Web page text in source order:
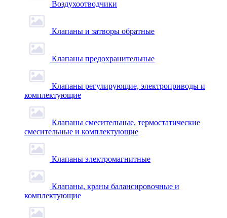
Воздухоотводчики
Клапаны и затворы обратные
Клапаны предохранительные
Клапаны регулирующие, электроприводы и
комплектующие
Клапаны смесительные, термостатические
смесительные и комплектующие
Клапаны электромагнитные
Клапаны, краны балансировочные и
комплектующие